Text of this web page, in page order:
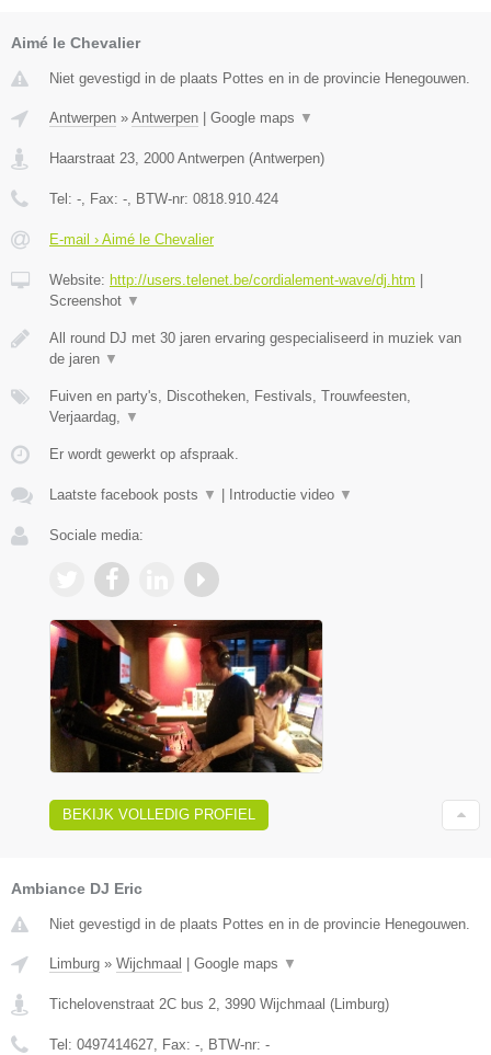
Aimé le Chevalier
Niet gevestigd in de plaats Pottes en in de provincie Henegouwen.
Antwerpen » Antwerpen Google maps ▼
Haarstraat 23, 2000 Antwerpen (Antwerpen)
Tel: -, Fax: -, BTW-nr: 0818.910.424
E-mail › Aimé le Chevalier
Website: http://users.telenet.be/cordialement-wave/dj.htm
Screenshot ▼
All round DJ met 30 jaren ervaring gespecialiseerd in muziek van
de jaren ▼
Fuiven en party's, Discotheken, Festivals, Trouwfeesten,
Verjaardag, ▼
Er wordt gewerkt op afspraak.
Laatste facebook posts ▼ Introductie video ▼
Sociale media:
BEKIJK VOLLEDIG PROFIEL
Ambiance DJ Eric
Niet gevestigd in de plaats Pottes en in de provincie Henegouwen.
Limburg » Wijchmaal Google maps ▼
Tichelovenstraat 2C bus 2, 3990 Wijchmaal (Limburg)
Tel: 0497414627, Fax: -, BTW-nr: -